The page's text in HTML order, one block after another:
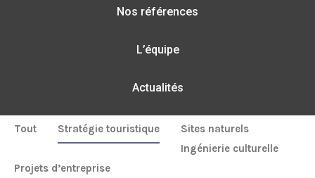
Nos références
L’équipe
Actualités
Tout Stratégie touristique
Sites naturels
Ingénierie culturelle
Projets d’entreprise